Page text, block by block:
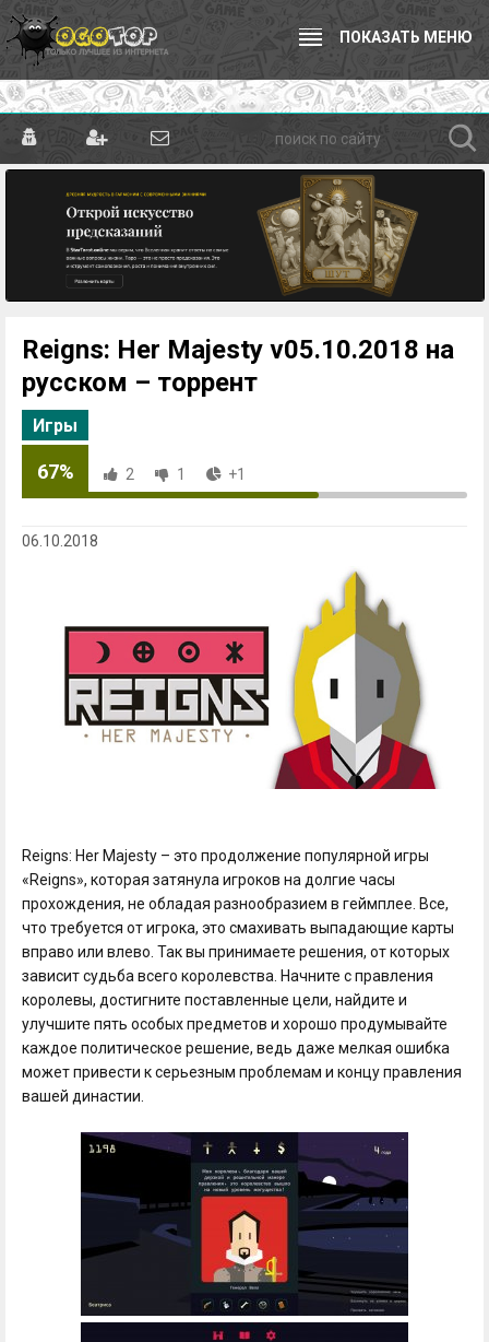
ПОКАЗАТЬ МЕНЮ
Reigns: Her Majesty v05.10.2018 на
русском – торрент
Игры
67% 2 1 +1
06.10.2018
Reigns: Her Majesty – это продолжение популярной игры
«Reigns», которая затянула игроков на долгие часы
прохождения, не обладая разнообразием в геймплее. Все,
что требуется от игрока, это смахивать выпадающие карты
вправо или влево. Так вы принимаете решения, от которых
зависит судьба всего королевства. Начните с правления
королевы, достигните поставленные цели, найдите и
улучшите пять особых предметов и хорошо продумывайте
каждое политическое решение, ведь даже мелкая ошибка
может привести к серьезным проблемам и концу правления
вашей династии.